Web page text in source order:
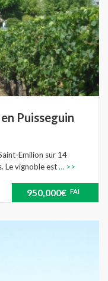
Puisseguin
Emilion sur 14
Le vignoble est… >>
950,000€ FAI